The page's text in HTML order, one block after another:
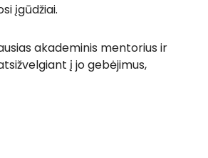
įgūdžiai.
akademinis mentorius ir
į jo gebėjimus,Remember me